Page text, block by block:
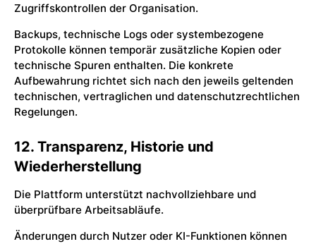
Zugriffskontrollen der Organisation.
Backups, technische Logs oder systembezogene
Protokolle können temporär zusätzliche Kopien oder
technische Spuren enthalten. Die konkrete
Aufbewahrung richtet sich nach den jeweils geltenden
technischen, vertraglichen und datenschutzrechtlichen
Regelungen.
12. Transparenz, Historie und
Wiederherstellung
Die Plattform unterstützt nachvollziehbare und
überprüfbare Arbeitsabläufe.
Änderungen durch Nutzer oder KI-Funktionen können